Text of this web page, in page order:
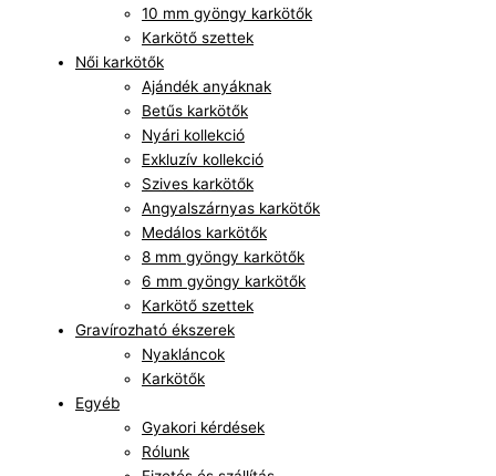
10 mm gyöngy karkötők
Karkötő szettek
Női karkötők
Ajándék anyáknak
Betűs karkötők
Nyári kollekció
Exkluzív kollekció
Szives karkötők
Angyalszárnyas karkötők
Medálos karkötők
8 mm gyöngy karkötők
6 mm gyöngy karkötők
Karkötő szettek
Gravírozható ékszerek
Nyakláncok
Karkötők
Egyéb
Gyakori kérdések
Rólunk